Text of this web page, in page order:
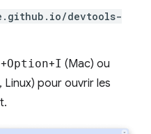
devtools-
+Option+I (Mac) ou
Linux) pour ouvrir les